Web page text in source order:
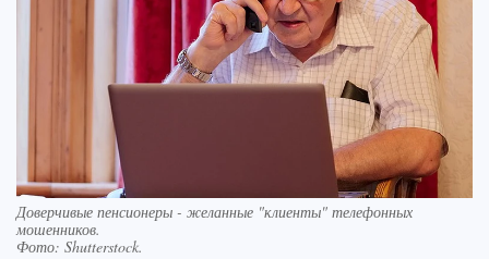
Доверчивые пенсионеры - желанные "клиенты" телефонных
мошенников.
Фото: Shutterstock.